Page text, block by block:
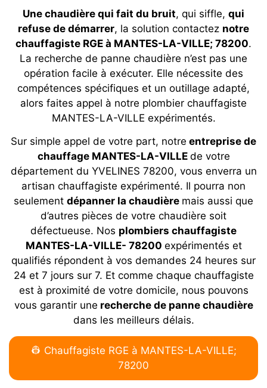
Une chaudière qui fait du bruit, qui siffle, qui
refuse de démarrer, la solution contactez notre
chauffagiste RGE à MANTES-LA-VILLE; 78200.
La recherche de panne chaudière n’est pas une
opération facile à exécuter. Elle nécessite des
compétences spécifiques et un outillage adapté,
alors faites appel à notre plombier chauffagiste
MANTES-LA-VILLE expérimentés.
Sur simple appel de votre part, notre entreprise de
chauffage MANTES-LA-VILLE de votre
département du YVELINES 78200, vous enverra un
artisan chauffagiste expérimenté. Il pourra non
seulement dépanner la chaudière mais aussi que
d’autres pièces de votre chaudière soit
défectueuse. Nos plombiers chauffagiste
MANTES-LA-VILLE- 78200 expérimentés et
qualifiés répondent à vos demandes 24 heures sur
24 et 7 jours sur 7. Et comme chaque chauffagiste
est à proximité de votre domicile, nous pouvons
vous garantir une recherche de panne chaudière
dans les meilleurs délais.
👷 Chauffagiste RGE à MANTES-LA-VILLE;
78200